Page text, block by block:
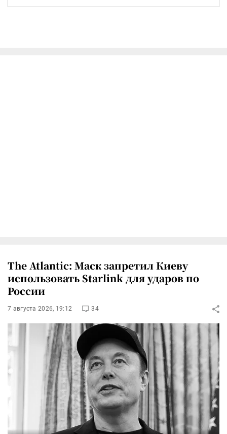
The Atlantic: Маск запретил Киеву
использовать Starlink для ударов по
России
7 августа 2026, 19:12 34